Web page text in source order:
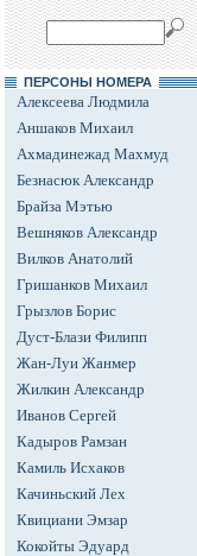
ПЕРСОНЫ НОМЕРА
Алексеева Людмила
Аншаков Михаил
Ахмадинежад Махмуд
Безнасюк Александр
Брайза Мэтью
Вешняков Александр
Вилков Анатолий
Гришанков Михаил
Грызлов Борис
Дуст-Блази Филипп
Жан-Луи Жанмер
Жилкин Александр
Иванов Сергей
Кадыров Рамзан
Камиль Исхаков
Качиньский Лех
Квициани Эмзар
Кокойты Эдуард